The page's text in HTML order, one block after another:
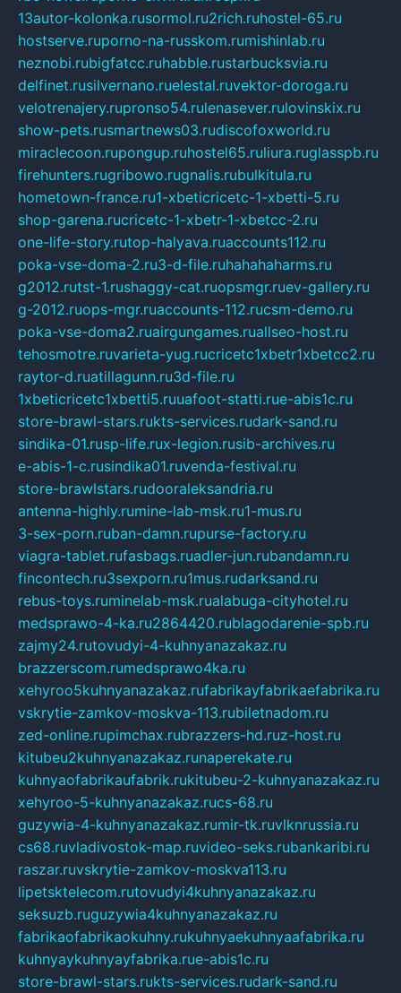
13autor-kolonka.rusormol.ru2rich.ruhostel-65.ru
hostserve.ruporno-na-russkom.rumishinlab.ru
neznobi.rubigfatcc.ruhabble.rustarbucksvia.ru
delfinet.rusilvernano.ruelestal.ruvektor-doroga.ru
velotrenajery.rupronso54.rulenasever.rulovinskix.ru
show-pets.rusmartnews03.rudiscofoxworld.ru
miraclecoon.rupongup.ruhostel65.ruliura.ruglasspb.ru
firehunters.rugribowo.rugnalis.rubulkitula.ru
hometown-france.ru1-xbeticricetc-1-xbetti-5.ru
shop-garena.rucricetc-1-xbetr-1-xbetcc-2.ru
one-life-story.rutop-halyava.ruaccounts112.ru
poka-vse-doma-2.ru3-d-file.ruhahahaharms.ru
g2012.rutst-1.rushaggy-cat.ruopsmgr.ruev-gallery.ru
g-2012.ruops-mgr.ruaccounts-112.rucsm-demo.ru
poka-vse-doma2.ruairgungames.ruallseo-host.ru
tehosmotre.ruvarieta-yug.rucricetc1xbetr1xbetcc2.ru
raytor-d.ruatillagunn.ru3d-file.ru
1xbeticricetc1xbetti5.ruuafoot-statti.rue-abis1c.ru
store-brawl-stars.rukts-services.rudark-sand.ru
sindika-01.rusp-life.rux-legion.rusib-archives.ru
e-abis-1-c.rusindika01.ruvenda-festival.ru
store-brawlstars.rudooraleksandria.ru
antenna-highly.rumine-lab-msk.ru1-mus.ru
3-sex-porn.ruban-damn.rupurse-factory.ru
viagra-tablet.rufasbags.ruadler-jun.rubandamn.ru
fincontech.ru3sexporn.ru1mus.rudarksand.ru
rebus-toys.ruminelab-msk.rualabuga-cityhotel.ru
medsprawo-4-ka.ru2864420.rublagodarenie-spb.ru
zajmy24.rutovudyi-4-kuhnyanazakaz.ru
brazzerscom.rumedsprawo4ka.ru
xehyroo5kuhnyanazakaz.rufabrikayfabrikaefabrika.ru
vskrytie-zamkov-moskva-113.rubiletnadom.ru
zed-online.rupimchax.rubrazzers-hd.ruz-host.ru
kitubeu2kuhnyanazakaz.runaperekate.ru
kuhnyaofabrikaufabrik.rukitubeu-2-kuhnyanazakaz.ru
xehyroo-5-kuhnyanazakaz.rucs-68.ru
guzywia-4-kuhnyanazakaz.rumir-tk.ruvlknrussia.ru
cs68.ruvladivostok-map.ruvideo-seks.rubankaribi.ru
raszar.ruvskrytie-zamkov-moskva113.ru
lipetsktelecom.rutovudyi4kuhnyanazakaz.ru
seksuzb.ruguzywia4kuhnyanazakaz.ru
fabrikaofabrikaokuhny.rukuhnyaekuhnyaafabrika.ru
kuhnyaykuhnyayfabrika.rue-abis1c.ru
store-brawl-stars.rukts-services.rudark-sand.ru